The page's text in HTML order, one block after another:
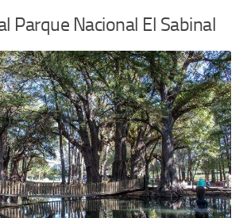
Parque Nacional El Sabinal